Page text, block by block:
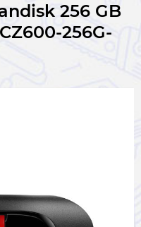
256 GB
256G-